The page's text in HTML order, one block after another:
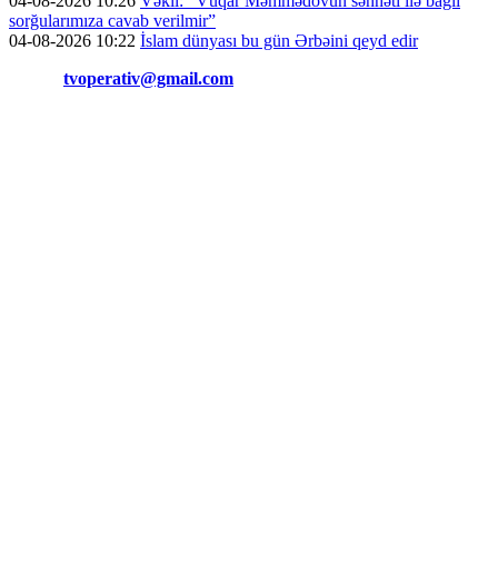
sorğularımıza cavab verilmir”
04-08-2026 10:22 İslam dünyası bu gün Ərbəini qeyd edir
tvoperativ@gmail.com